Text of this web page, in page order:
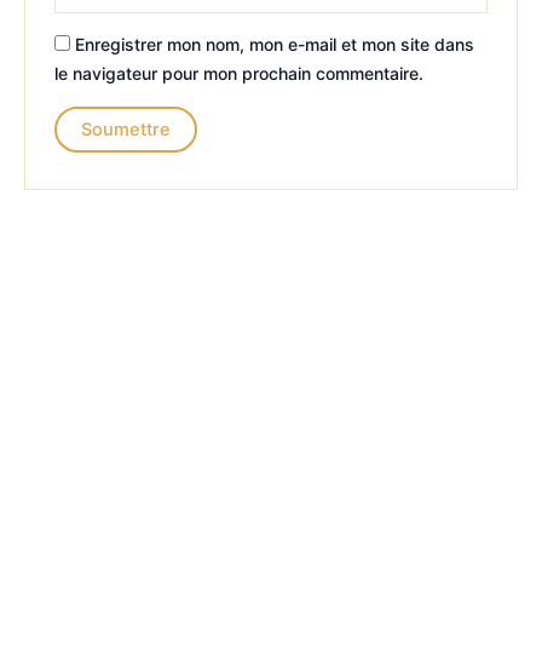
Enregistrer mon nom, mon e-mail et mon site dans
le navigateur pour mon prochain commentaire.